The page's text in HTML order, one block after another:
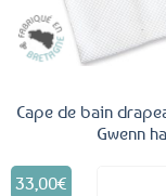
Cape de bain
Gwenn
33,00€